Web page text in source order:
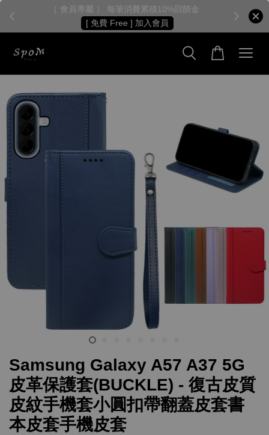
［ 會員專屬 ］ 每筆消費累積10%回饋金
[ 免費 Free ] 加入會員
Samsung Galaxy A57 A37 5G
皮革保護套(BUCKLE) - 復古皮質
皮紋手機套小圓扣帶翻蓋皮套書
本皮套手機皮套